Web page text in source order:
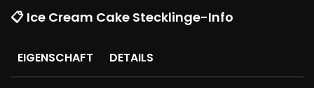
📋 Ice Cream Cake Stecklinge-Info
EIGENSCHAFT DETAILS